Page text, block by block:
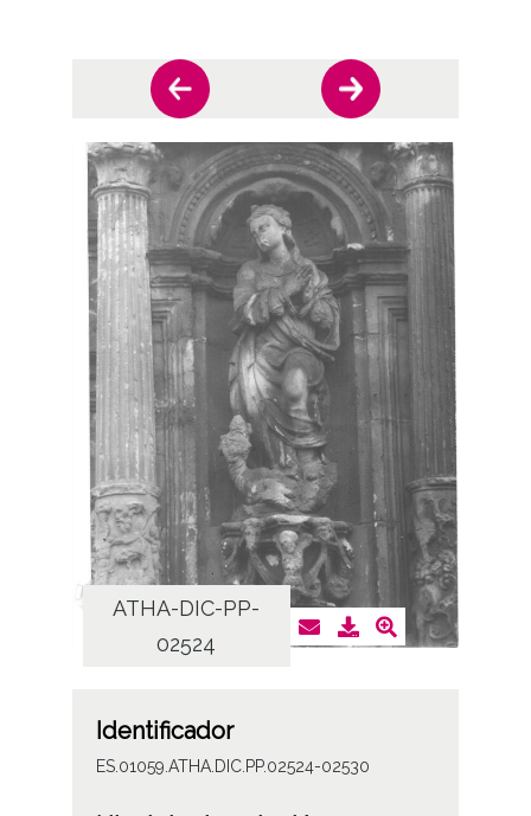
ATHA-DIC-PP-
02524
Identificador
ES.01059.ATHA.DIC.PP.02524-02530